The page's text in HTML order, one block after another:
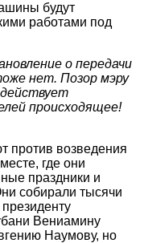
будут
работами под
о передачи
нет. Позор мэру
происходящее!
возведения
где они
праздники и
собирали тысячи
Вениамину
Наумову, но